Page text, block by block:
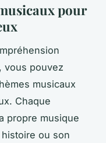
pour
vous pouvez
musicaux
Chaque
propre musique
ou son